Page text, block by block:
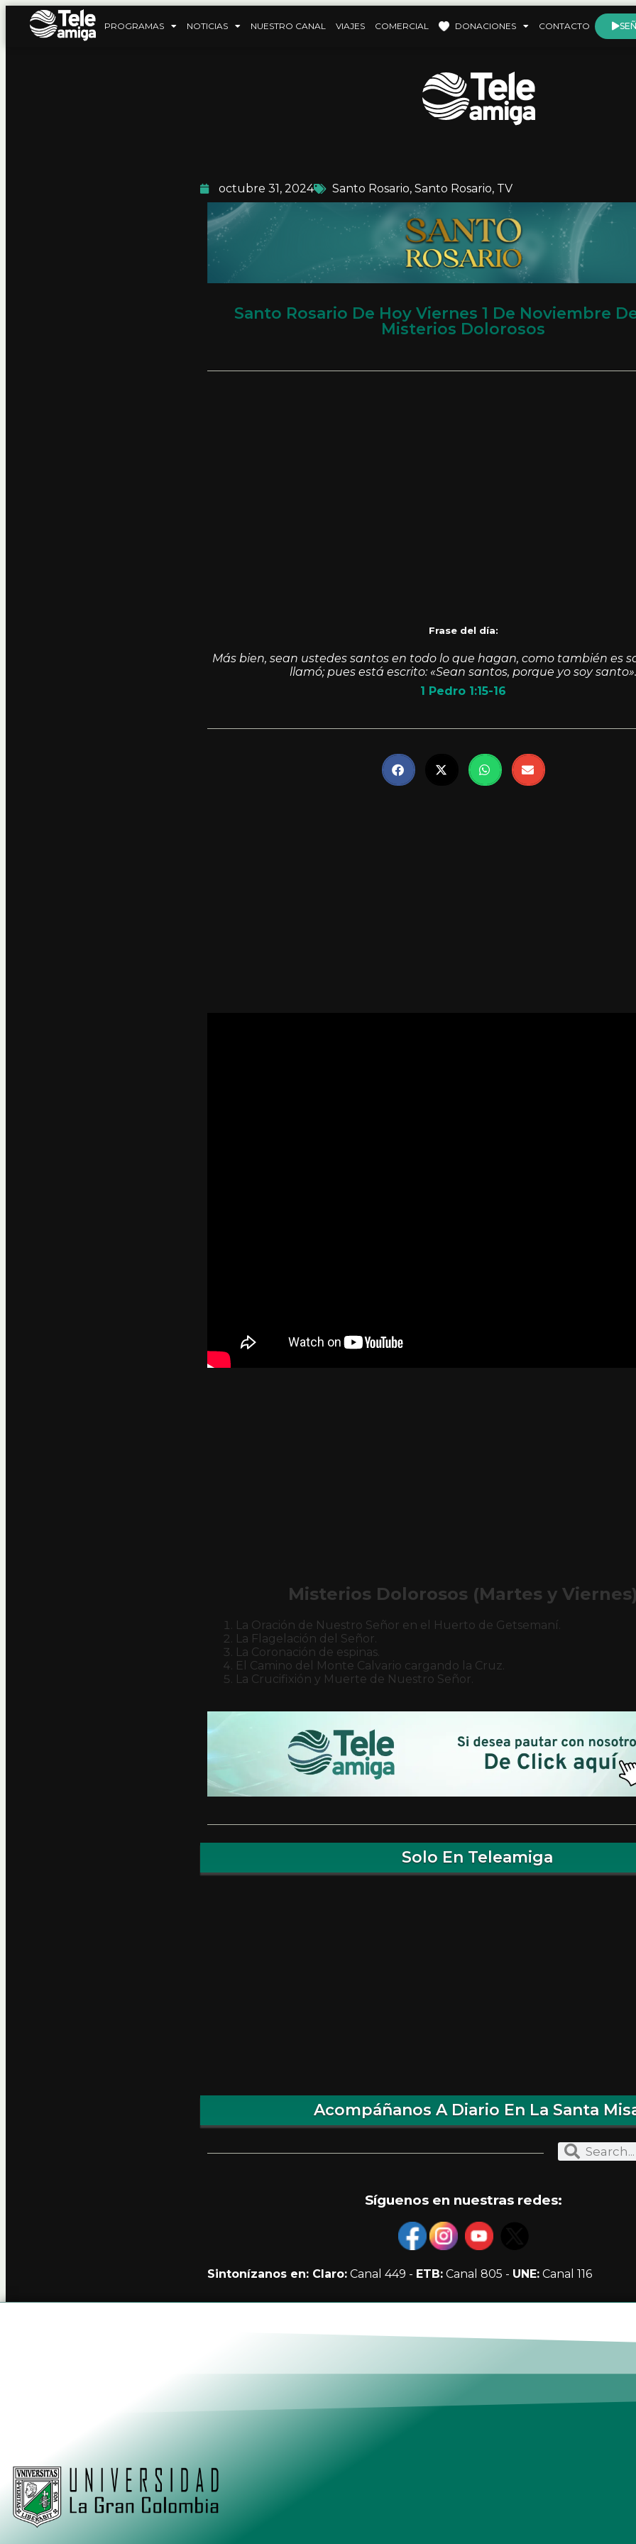
PROGRAMAS NOTICIAS NUESTRO CANAL VIAJES COMERCIAL DONACIONES CONTACTO
octubre 31, 2024 Santo Rosario, Santo Rosario, TV
Santo Rosario De Hoy Viernes 1 De Noviembre
Misterios Dolorosos
Frase del día:
Más bien, sean ustedes santos en todo lo que hagan, como también es
llamó; pues está escrito: «Sean santos, porque yo soy santo».
1 Pedro 1:15-16
Misterios Dolorosos (Martes y
La Oración de Nuestro Señor en el Huerto de Getsemaní.
La Flagelación del Señor.
La Coronación de espinas.
El Camino del Monte Calvario cargando la Cruz.
La Crucifixión y Muerte de Nuestro Señor.
Solo En Teleamiga
Acompáñanos A Diario En La Santa
Síguenos en nuestras redes:
Sintonízanos en: Claro: Canal 449 - ETB: Canal 805 - UNE: Canal 116